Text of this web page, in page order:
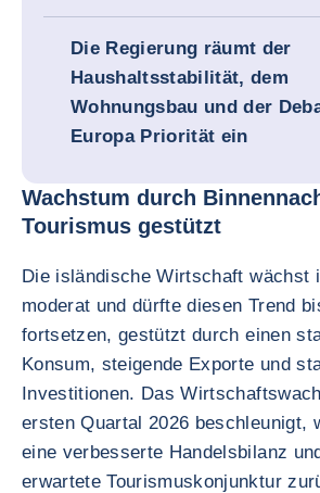
Die Regierung räumt der
Haushaltsstabilität, dem
Wohnungsbau und der
Europa Priorität ein
Wachstum durch
Tourismus gestützt
Die isländische Wirtschaft wächst
moderat und dürfte diesen Trend
fortsetzen, gestützt durch einen
Konsum, steigende Exporte und
Investitionen. Das
ersten Quartal 2026 beschleunigt,
eine verbesserte Handelsbilanz
erwartete Tourismuskonjunktur